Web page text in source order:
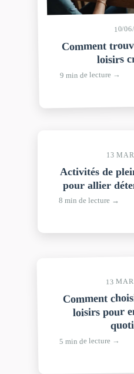
10/
Comment
loisirs
9 min de lecture →
13
Activités de
pour allier
8 min de lecture →
13
Comment
loisirs pour
5 min de lecture →